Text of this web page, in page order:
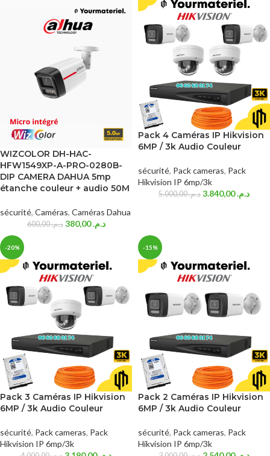
WIZCOLOR DH-HAC-
HFW1549XP-A-PRO-0280B-
DIP CAMERA DAHUA 5mp
étanche couleur + audio 50M
sécurité, Caméras, Caméras Dahua
د.م.600,00 د.م.380,00
Pack 4 Caméras IP Hikvision
6MP / 3k Audio Couleur
sécurité, Pack cameras, Pack
Hikvision IP 6mp/3k
د.م.5.000,00 د.م.3.840,00
-20%
Pack 3 Caméras IP Hikvision
6MP / 3k Audio Couleur
sécurité, Pack cameras, Pack
Hikvision IP 6mp/3k
-15%
Pack 2 Caméras IP Hikvision
6MP / 3k Audio Couleur
sécurité, Pack cameras, Pack
Hikvision IP 6mp/3k